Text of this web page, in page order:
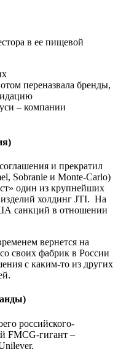
в ее пищевой
переназвала бренды,
– компании
и прекратил
Sobranie и Monte-Carlo)
один из крупнейших
холдинг JTI. На
санкций в отношении
вернется на
своих фабрик в России
с каким-то из других
российского-
FMCG-гигант –